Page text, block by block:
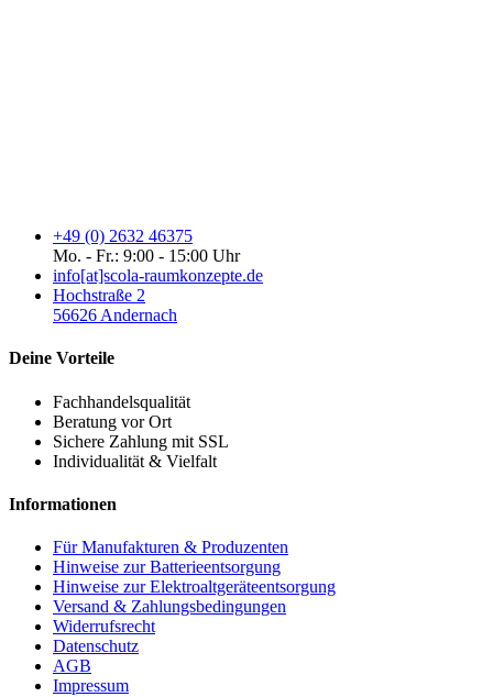
+49 (0) 2632 46375
Mo. - Fr.: 9:00 - 15:00 Uhr
info[at]scola-raumkonzepte.de
Hochstraße 2
56626 Andernach
Deine Vorteile
Fachhandelsqualität
Beratung vor Ort
Sichere Zahlung mit SSL
Individualität & Vielfalt
Informationen
Für Manufakturen & Produzenten
Hinweise zur Batterieentsorgung
Hinweise zur Elektroaltgeräteentsorgung
Versand & Zahlungsbedingungen
Widerrufsrecht
Datenschutz
AGB
Impressum